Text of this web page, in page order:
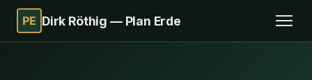
PE Dirk Röthig — Plan Erde